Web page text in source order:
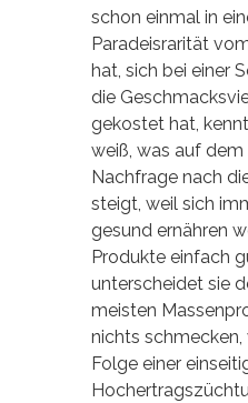
schon einmal in
Paradeisrarität
hat, sich bei einer
die
gekostet hat,
weiß, was auf
Nachfrage nach
steigt, weil sich
gesund ernähren
Produkte einfach
unterscheidet sie
meisten
nichts
Folge einer